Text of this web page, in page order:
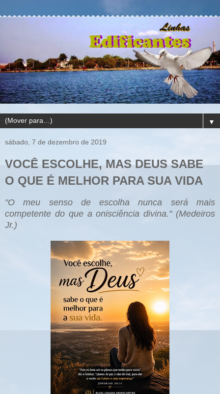
▼
sábado, 7 de dezembro de 2019
VOCÊ ESCOLHE, MAS DEUS SABE
O QUE É MELHOR PARA SUA VIDA
"O meu senso de escolha nunca será mais
competente do que a onisciência divina." (Medeiros
Jr.)